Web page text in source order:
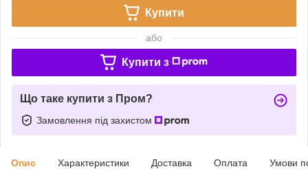
Купити
або
Купити з
Що таке купити з Пром?
Замовлення під захистом
Опис Характеристики Доставка Оплата Умови